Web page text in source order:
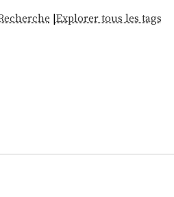
|Explorer tous les tags